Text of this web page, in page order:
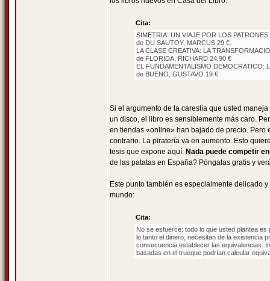
Cita:
SIMETRIA: UN VIAJE POR LOS PATRONES
de DU SAUTOY, MARCUS 29 €.
LA CLASE CREATIVA: LA
de FLORIDA, RICHARD 24.90 €
EL FUNDAMENTALISMO DEMOCRATICO:
de BUENO, GUSTAVO 19 €
Si el argumento de la carestía que usted
un disco, el libro es sensiblemente más caro.
en tiendas «online» han bajado de precio. Pero
contrario. La piratería va en aumento. Esto
tesis que expone aquí. Nada puede competir
de las patatas en España? Póngalas gratis y
Este punto también es especialmente delicado
mundo:
Cita:
No se esfuerce: todo lo que usted plantea
lo tanto el dinero, necesitan de la existencia
consecuencia establecer las equivalencias.
basadas en el trueque podrían calcular